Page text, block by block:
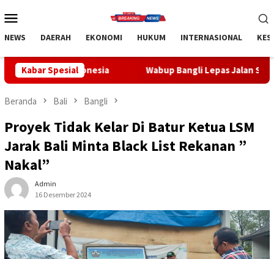
ke
Mobile
NEWS DAERAH EKONOMI HUKUM INTERNASIONAL
Kabar SpesialWabup Bangli Lepas Jalan Santai, Awali Rangkaian
Beranda Bali Bangli
Proyek Tidak Kelar Di Batur Ketua LSM
Jarak Bali Minta Black List Rekanan ”
Nakal”
Admin
16 Desember 2024